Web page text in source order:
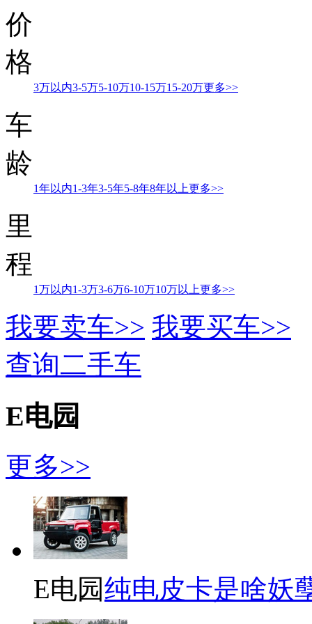
价
格
3万以内3-5万5-10万10-15万15-20万更多>>
车
龄
1年以内1-3年3-5年5-8年8年以上更多>>
里
程
1万以内1-3万3-6万6-10万10万以上更多>>
我要卖车>> 我要买车>>
查询二手车
E电园
更多>>
E电园纯电皮卡是啥妖